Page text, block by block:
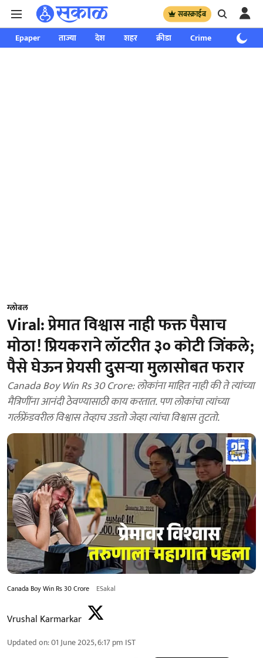
सबस्क्राईब
Epaper ताज्या देश शहर क्रीडा Crime साप्ताहिक
ग्लोबल
Viral: प्रेमात विश्वास नाही फक्त पैसाच
मोठा! प्रियकराने लॉटरीत ३० कोटी जिंकले;
पैसे घेऊन प्रेयसी दुसऱ्या मुलासोबत फरार
Canada Boy Win Rs 30 Crore: लोकांना माहित नाही की ते त्यांच्या
मैत्रिणींना आनंदी ठेवण्यासाठी काय करतात. पण लोकांचा त्यांच्या
गर्लफ्रेंडवरील विश्वास तेव्हाच उडतो जेव्हा त्यांचा विश्वास तुटतो.
Canada Boy Win Rs 30 Crore ESakal
Vrushal Karmarkar
Updated on:01 June 2025, 6:17 pm IST